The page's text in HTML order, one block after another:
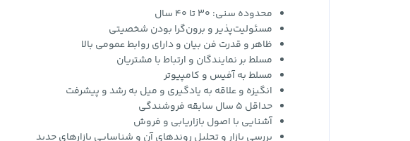
محدوده سنی: 30 تا 40 سال
مسئولیت‌پذیر و برون‌گرا بودن شخصیتی
ظاهر و قدرت فن بیان و دارای روابط عمومی بالا
مسلط بر نمایندگان و ارتباط با مشتریان
مسلط به آفیس و کامپیوتر
انگیزه و علاقه به یادگیری و میل به رشد و پیشرفت
حداقل 5 سال سابقه فروشندگی
آشنایی با اصول بازاریابی و فروش
بررسی بازار و تحلیل روندهای آن و شناسایی بازارهای جدید